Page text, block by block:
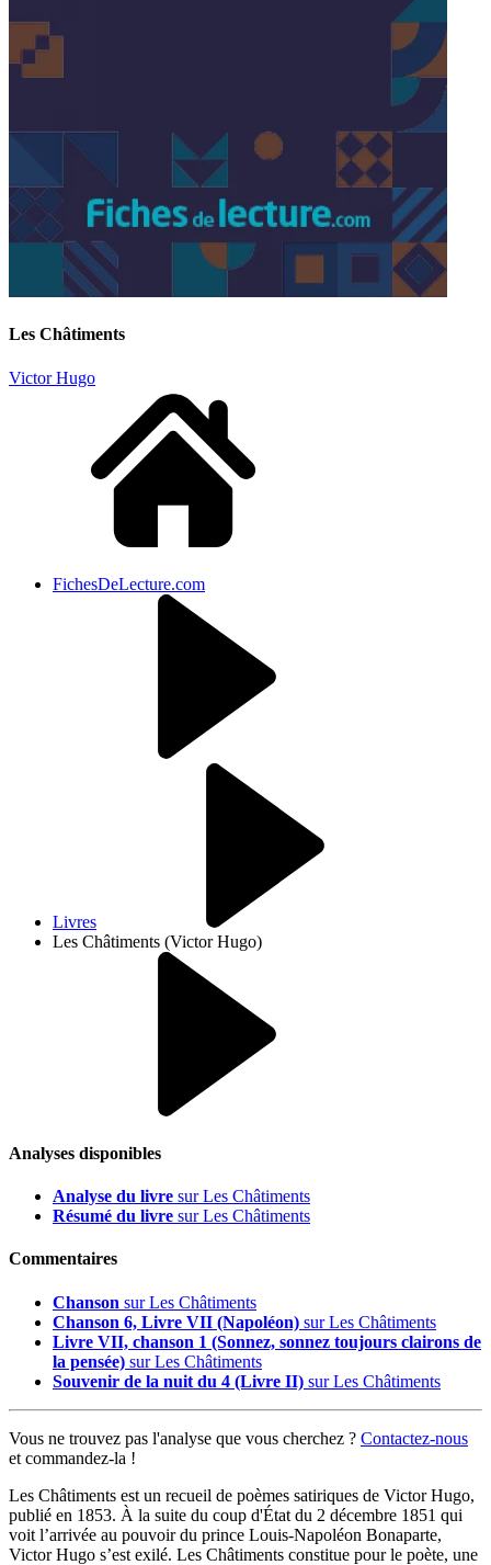
Les Châtiments
Victor Hugo
FichesDeLecture.com
Livres
Les Châtiments (Victor Hugo)
Analyses disponibles
Analyse du livre sur Les Châtiments
Résumé du livre sur Les Châtiments
Commentaires
Chanson sur Les Châtiments
Chanson 6, Livre VII (Napoléon) sur Les Châtiments
Livre VII, chanson 1 (Sonnez, sonnez toujours clairons de
la pensée) sur Les Châtiments
Souvenir de la nuit du 4 (Livre II) sur Les Châtiments
Vous ne trouvez pas l'analyse que vous cherchez ? Contactez-nous
et commandez-la !
Les Châtiments est un recueil de poèmes satiriques de Victor Hugo,
publié en 1853. À la suite du coup d'État du 2 décembre 1851 qui
voit l’arrivée au pouvoir du prince Louis-Napoléon Bonaparte,
Victor Hugo s’est exilé. Les Châtiments constitue pour le poète, une